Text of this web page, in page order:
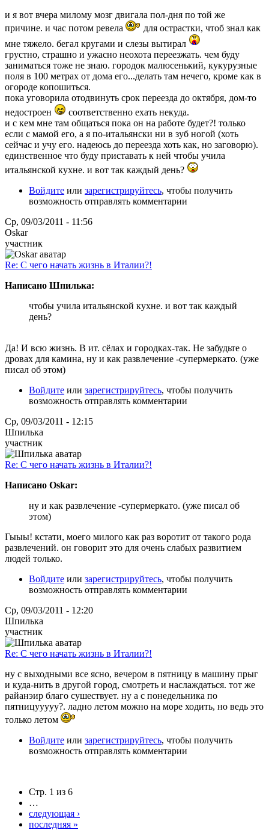
и я вот вчера милому мозг двигала пол-дня по той же
причине. и час потом ревела
для острастки, чтоб знал как
мне тяжело. бегал кругами и слезы вытирал
грустно, страшно и ужасно неохота переезжать. чем буду
заниматься тоже не знаю. городок малюсенький, кукурузные
поля в 100 метрах от дома его...делать там нечего, кроме как в
огороде копошиться.
пока уговорила отодвинуть срок переезда до октября, дом-то
недостроен
соответственно ехать некуда.
и с кем мне там общаться пока он на работе будет?! только
если с мамой его, а я по-итальянски ни в зуб ногой (хоть
сейчас и учу его. надеюсь до переезда хоть как, но заговорю).
единственное что буду приставать к ней чтобы учила
итальянской кухне. и вот так каждый день?
Войдите или зарегистрируйтесь, чтобы получить
возможность отправлять комментарии
Ср, 09/03/2011 - 11:56
Oskar
участник
Re: С чего начать жизнь в Италии?!
Написано Шпилька:
чтобы учила итальянской кухне. и вот так каждый
день?
Да! И всю жизнь. В ит. сёлах и городках-так. Не забудьте о
дровах для камина, ну и как развлечение -супермеркато. (уже
писал об этом)
Войдите или зарегистрируйтесь, чтобы получить
возможность отправлять комментарии
Ср, 09/03/2011 - 12:15
Шпилька
участник
Re: С чего начать жизнь в Италии?!
Написано Oskar:
ну и как развлечение -супермеркато. (уже писал об
этом)
Гыыы! кстати, моего милого как раз воротит от такого рода
развлечений. он говорит это для очень слабых развитием
людей только.
Войдите или зарегистрируйтесь, чтобы получить
возможность отправлять комментарии
Ср, 09/03/2011 - 12:20
Шпилька
участник
Re: С чего начать жизнь в Италии?!
ну с выходными все ясно, вечером в пятницу в машину прыг
и куда-нить в другой город, смотреть и наслаждаться. тот же
райанэир благо сушествует. ну а с понедельника по
пятницууууу?. ладно летом можно на море ходить, но ведь это
только летом
Войдите или зарегистрируйтесь, чтобы получить
возможность отправлять комментарии
Стр. 1 из 6
…
следующая ›
последняя »